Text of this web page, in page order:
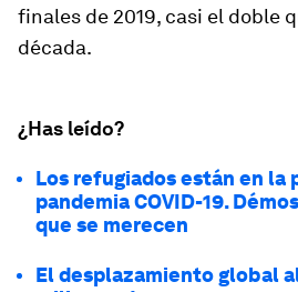
finales de 2019, casi el doble
década.
¿Has leído?
Los refugiados están en la
pandemia COVID-19.
que se merecen
El desplazamiento global